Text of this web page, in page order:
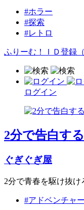
#ホラー
#探索
#レトロ
ふりーむ！ＩＤ登録（
ログイン
2分で告白す
ぐぎぐぎ屋
2分で青春を駆け抜け
#アドベンチャ